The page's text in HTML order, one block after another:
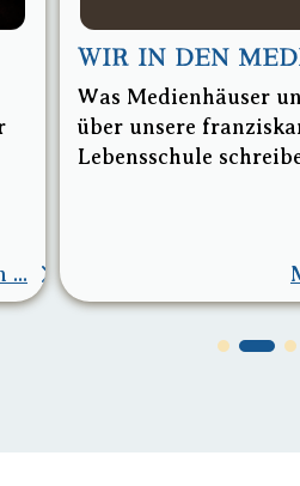
...
WIR IN DEN
Was Medienhäuser
über unsere
Lebensschule